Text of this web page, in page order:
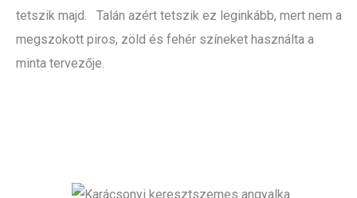
tetszik majd. Talán azért tetszik ez leginkább, mert nem a
megszokott piros, zöld és fehér színeket használta a
minta tervezője.